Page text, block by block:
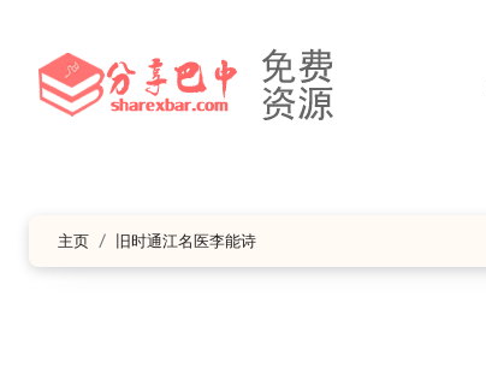
主页 旧时通江名医李能诗